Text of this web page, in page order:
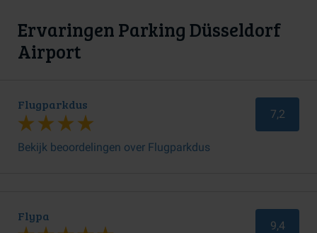
Ervaringen Parking Düsseldorf
Airport
Flugparkdus
Bekijk beoordelingen over Flugparkdus
7,2
Flypa
9,4